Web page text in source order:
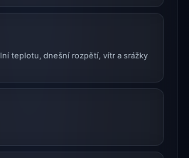
teplotu, dnešní rozpětí, vítr a srážky